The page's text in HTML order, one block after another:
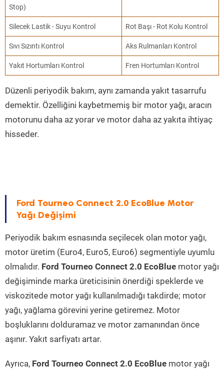
Stop)
Silecek Lastik - Suyu Kontrol Rot Başı - Rot Kolu Kontrol
Sıvı Sızıntı Kontrol Aks Rulmanları Kontrol
Yakıt Hortumları Kontrol Fren Hortumları Kontrol
Düzenli periyodik bakım, aynı zamanda yakıt tasarrufu
demektir. Özelliğini kaybetmemiş bir motor yağı, aracın
motorunu daha az yorar ve motor daha az yakıta ihtiyaç
hisseder.
Ford Tourneo Connect 2.0 EcoBlue Motor
Yağı Değişimi
Periyodik bakım esnasında seçilecek olan motor yağı,
motor üretim (Euro4, Euro5, Euro6) segmentiyle uyumlu
olmalıdır. Ford Tourneo Connect 2.0 EcoBlue motor yağı
değişiminde marka üreticisinin önerdiği speklerde ve
viskozitede motor yağı kullanılmadığı takdirde; motor
yağı, yağlama görevini yerine getiremez. Motor
boşluklarını dolduramaz ve motor zamanından önce
aşınır. Yakıt sarfiyatı artar.
Ayrıca, Ford Tourneo Connect 2.0 EcoBlue motor yağı